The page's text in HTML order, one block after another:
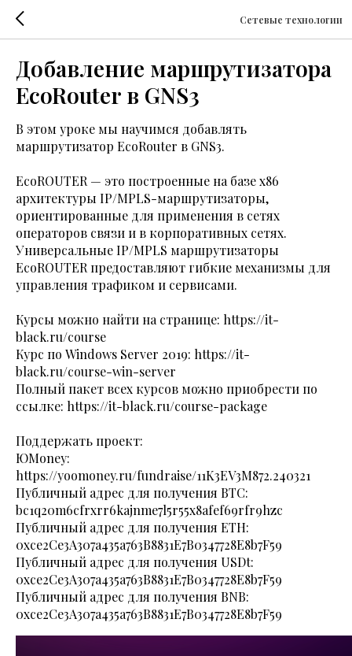
Сетевые технологии
Добавление маршрутизатора
EcoRouter в GNS3
В этом уроке мы научимся добавлять
маршрутизатор EcoRouter в GNS3.
EcoROUTER — это построенные на базе x86
архитектуры IP/MPLS-маршрутизаторы,
ориентированные для применения в сетях
операторов связи и в корпоративных сетях.
Универсальные IP/MPLS маршрутизаторы
EcoROUTER предоставляют гибкие механизмы для
управления трафиком и сервисами.
Курсы можно найти на странице: https://it-
black.ru/course
Курс по Windows Server 2019: https://it-
black.ru/course-win-server
Полный пакет всех курсов можно приобрести по
ссылке: https://it-black.ru/course-package
Поддержать проект:
ЮMoney:
https://yoomoney.ru/fundraise/11K3EV3M872.240321
Публичный адрес для получения BTC:
bc1q20m6cfrxrr6kajnme7l5r55x8afef69rfr9hzc
Публичный адрес для получения ETH:
0xce2Ce3A307a435a763B8831E7B0347728E8b7F59
Публичный адрес для получения USDt:
0xce2Ce3A307a435a763B8831E7B0347728E8b7F59
Публичный адрес для получения BNB:
0xce2Ce3A307a435a763B8831E7B0347728E8b7F59